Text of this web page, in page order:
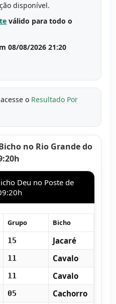
disponível.
válido para todo o
08/08/2026 21:20
o Resultado Por
no Rio Grande do
Deu no Poste de
Grupo Bicho
15
Jacaré
11
Cavalo
11
Cavalo
05
Cachorro